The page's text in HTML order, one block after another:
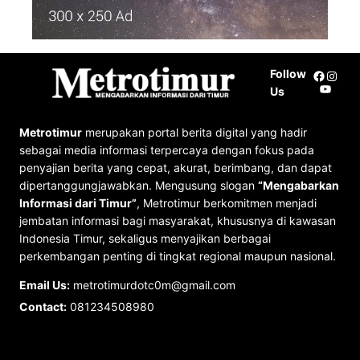
Follow
Us
Metrotimur merupakan portal berita digital yang hadir
sebagai media informasi terpercaya dengan fokus pada
penyajian berita yang cepat, akurat, berimbang, dan dapat
dipertanggungjawabkan. Mengusung slogan “Mengabarkan
Informasi dari Timur”, Metrotimur berkomitmen menjadi
jembatan informasi bagi masyarakat, khususnya di kawasan
Indonesia Timur, sekaligus menyajikan berbagai
perkembangan penting di tingkat regional maupun nasional.
Email Us: metrotimurdotc0m@gmail.com
Contact: 081234508980